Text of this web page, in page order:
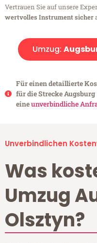
Vertrauen Sie auf unsere
wertvolles Instrument sicher
Umzug:
Für einen detaillierte
für die Strecke
eineunverbindliche
Unverbindlichen
Was
Umzug
Olsztyn?